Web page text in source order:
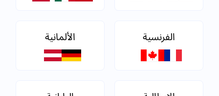
الفرنسية الألمانية